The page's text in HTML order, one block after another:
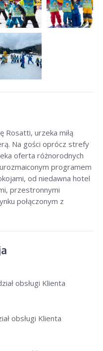
urzeka miłą
Na gości oprócz strefy
oferta różnorodnych
programem
od niedawna hotel
przestronnymi
połączonym z
obsługi Klienta
obsługi Klienta